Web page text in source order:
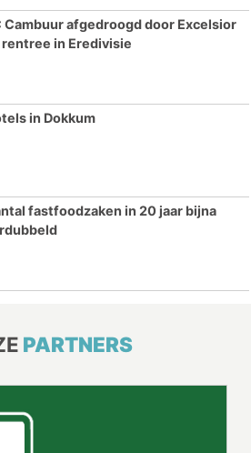
Cambuur afgedroogd door Excelsior
rentree in Eredivisie
in Dokkum
fastfoodzaken in 20 jaar bijna
PARTNERS